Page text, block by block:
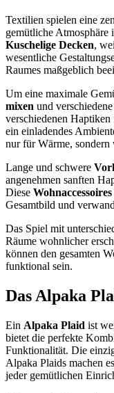
Textilien spielen eine
gemütliche Atmosphäre
Kuschelige Decken,
wesentliche
Raumes maßgeblich
Um eine maximale
mixen und verschiedene
verschiedenen
ein einladendes
nur für Wärme, sondern
Lange und schwere
angenehmen sanften
Diese Wohnaccessoires
Gesamtbild und
Das Spiel mit
Räume wohnlicher
können den gesamten
funktional sein.
Das Alpaka
Ein Alpaka Plaid ist
bietet die perfekte
Funktionalität. Die
Alpaka Plaids machen
jeder gemütlichen